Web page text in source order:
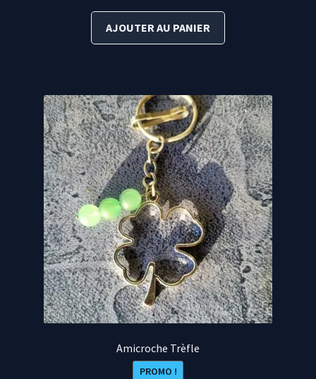
prix
initial
était :
prix
actuel
est :
AJOUTER AU PANIER
Amicroche Trèfle
PROMO !